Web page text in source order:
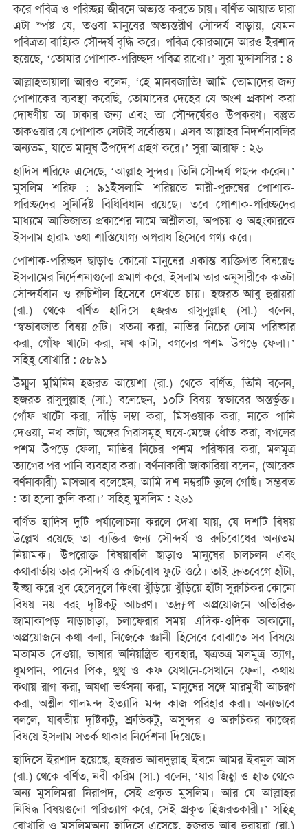
করে পবিত্র ও পরিচ্ছন্ন জীবনে অভ্যস্ত করতে চায়। বর্ণিত আয়াত দ্বারা
এটা স্পষ্ট যে, তওবা মানুষের অভ্যন্তরীণ সৌন্দর্য বাড়ায়, যেমন
পবিত্রতা বাহ্যিক সৌন্দর্য বৃদ্ধি করে। পবিত্র কোরআনে আরও ইরশাদ
হয়েছে, ‘তোমার পোশাক-পরিচ্ছদ পবিত্র রাখো।’ সুরা মুদ্দাসসির : ৪
আল্লাহতায়ালা আরও বলেন, ‘হে মানবজাতি! আমি তোমাদের জন্য
পোশাকের ব্যবস্থা করেছি, তোমাদের দেহের যে অংশ প্রকাশ করা
দোষণীয় তা ঢাকার জন্য এবং তা সৌন্দর্যেরও উপকরণ। বস্তুত
তাকওয়ার যে পোশাক সেটাই সর্বোত্তম। এসব আল্লাহর নিদর্শনাবলির
অন্যতম, যাতে মানুষ উপদেশ গ্রহণ করে।’ সুরা আরাফ : ২৬
হাদিস শরিফে এসেছে, ‘আল্লাহ সুন্দর। তিনি সৌন্দর্য পছন্দ করেন।’
মুসলিম শরিফ : ৯১ইসলামি শরিয়তে নারী-পুরুষের পোশাক-
পরিচ্ছদের সুনির্দিষ্ট বিধিবিধান রয়েছে। তবে পোশাক-পরিচ্ছদের
মাধ্যমে আভিজাত্য প্রকাশের নামে অশ্লীলতা, অপচয় ও অহংকারকে
ইসলাম হারাম তথা শাস্তিযোগ্য অপরাধ হিসেবে গণ্য করে।
পোশাক-পরিচ্ছদ ছাড়াও কোনো মানুষের একান্ত ব্যক্তিগত বিষয়েও
ইসলামের নির্দেশনাগুলো প্রমাণ করে, ইসলাম তার অনুসারীকে কতটা
সৌন্দর্যবান ও রুচিশীল হিসেবে দেখতে চায়। হজরত আবু হুরায়রা
(রা.) থেকে বর্ণিত হাদিসে হজরত রাসুলুল্লাহ (সা.) বলেন,
‘স্বভাবজাত বিষয় ৫টি। খতনা করা, নাভির নিচের লোম পরিষ্কার
করা, গোঁফ খাটো করা, নখ কাটা, বগলের পশম উপড়ে ফেলা।’
সহিহ্ বোখারি : ৫৮৯১
উম্মুল মুমিনিন হজরত আয়েশা (রা.) থেকে বর্ণিত, তিনি বলেন,
হজরত রাসুলুল্লাহ (সা.) বলেছেন, ১০টি বিষয় স্বভাবের অন্তর্ভুক্ত।
গোঁফ খাটো করা, দাঁড়ি লম্বা করা, মিসওয়াক করা, নাকে পানি
দেওয়া, নখ কাটা, অঙ্গের গিরাসমূহ ঘষে-মেজে ধৌত করা, বগলের
পশম উপড়ে ফেলা, নাভির নিচের পশম পরিষ্কার করা, মলমূত্র
ত্যাগের পর পানি ব্যবহার করা। বর্ণনাকারী জাকারিয়া বলেন, (আরেক
বর্ণনাকারী) মাসআব বলেছেন, আমি দশ নম্বরটি ভুলে গেছি। সম্ভবত
: তা হলো কুলি করা।’ সহিহ্ মুসলিম : ২৬১
বর্ণিত হাদিস দুটি পর্যালোচনা করলে দেখা যায়, যে দশটি বিষয়
উল্লেখ রয়েছে তা ব্যক্তির জন্য সৌন্দর্য ও রুচিবোধের অন্যতম
নিয়ামক। উপরোক্ত বিষয়াবলি ছাড়াও মানুষের চালচলন এবং
কথাবার্তায় তার সৌন্দর্য ও রুচিবোধ ফুটে ওঠে। তাই দ্রুতবেগে হাঁটা,
ইচ্ছা করে খুব হেলেদুলে কিংবা খুঁড়িয়ে খুঁড়িয়ে হাঁটা সুরুচিকর কোনো
বিষয় নয় বরং দৃষ্টিকটু আচরণ। তদ্রƒপ অপ্রয়োজনে অতিরিক্ত
জামাকাপড় নাড়াচাড়া, চলাফেরার সময় এদিক-ওদিক তাকানো,
অপ্রয়োজনে কথা বলা, নিজেকে জ্ঞানী হিসেবে বোঝাতে সব বিষয়ে
মতামত দেওয়া, ভাষার অনিয়ন্ত্রিত ব্যবহার, যত্রতত্র মলমূত্র ত্যাগ,
ধূমপান, পানের পিক, থুথু ও কফ যেখানে-সেখানে ফেলা, কথায়
কথায় রাগ করা, অযথা ভর্ৎসনা করা, মানুষের সঙ্গে মারমুখী আচরণ
করা, অশ্লীল গালমন্দ ইত্যাদি মন্দ কাজ পরিহার করা। অন্যভাবে
বললে, যাবতীয় দৃষ্টিকটু, শ্রুতিকটু, অসুন্দর ও অরুচিকর কাজের
বিষয়ে ইসলাম সতর্ক থাকার নির্দেশনা দিয়েছে।
হাদিসে ইরশাদ হয়েছে, হজরত আবদুল্লাহ ইবনে আমর ইবনুল আস
(রা.) থেকে বর্ণিত, নবী করিম (সা.) বলেন, ‘যার জিহ্বা ও হাত থেকে
অন্য মুসলিমরা নিরাপদ, সেই প্রকৃত মুসলিম। আর যে আল্লাহর
নিষিদ্ধ বিষয়গুলো পরিত্যাগ করে, সেই প্রকৃত হিজরতকারী।’ সহিহ্